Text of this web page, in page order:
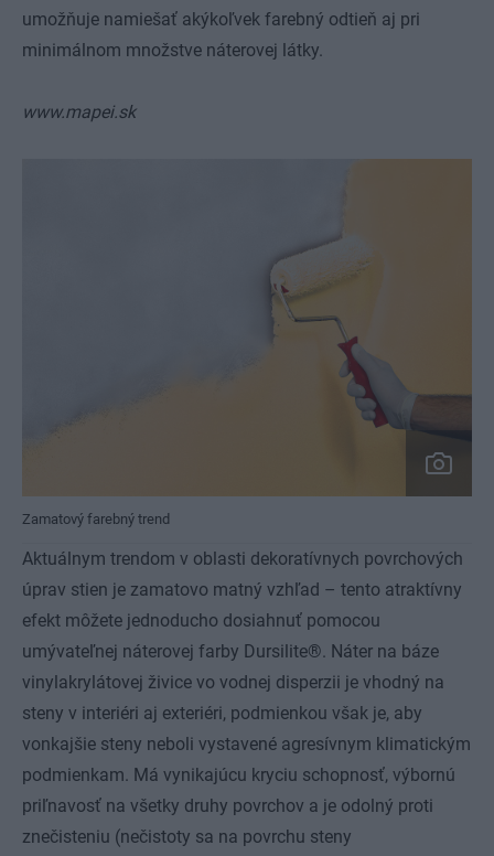
umožňuje namiešať akýkoľvek farebný odtieň aj pri
minimálnom množstve náterovej látky.
www.mapei.sk
Zamatový farebný trend
Aktuálnym trendom v oblasti dekoratívnych povrchových
úprav stien je zamatovo matný vzhľad – tento atraktívny
efekt môžete jednoducho dosiahnuť pomocou
umývateľnej náterovej farby Dursilite®. Náter na báze
vinylakrylátovej živice vo vodnej disperzii je vhodný na
steny v interiéri aj exteriéri, podmienkou však je, aby
vonkajšie steny neboli vystavené agresívnym klimatickým
podmienkam. Má vynikajúcu kryciu schopnosť, výbornú
priľnavosť na všetky druhy povrchov a je odolný proti
znečisteniu (nečistoty sa na povrchu steny